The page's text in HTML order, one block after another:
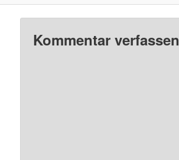
Kommentar verfassen